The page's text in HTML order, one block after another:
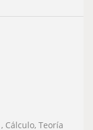
Cálculo, Teoría